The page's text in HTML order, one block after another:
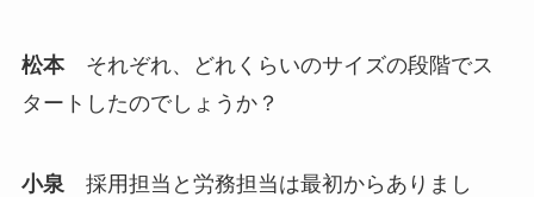
松本それぞれ、どれくらいのサイズの段階でス
タートしたのでしょうか？
小泉 採用担当と労務担当は最初からありまし